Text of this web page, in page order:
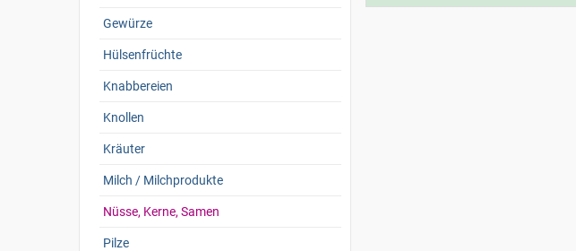
Gewürze
Hülsenfrüchte
Knabbereien
Knollen
Kräuter
Milch / Milchprodukte
Nüsse, Kerne, Samen
Pilze